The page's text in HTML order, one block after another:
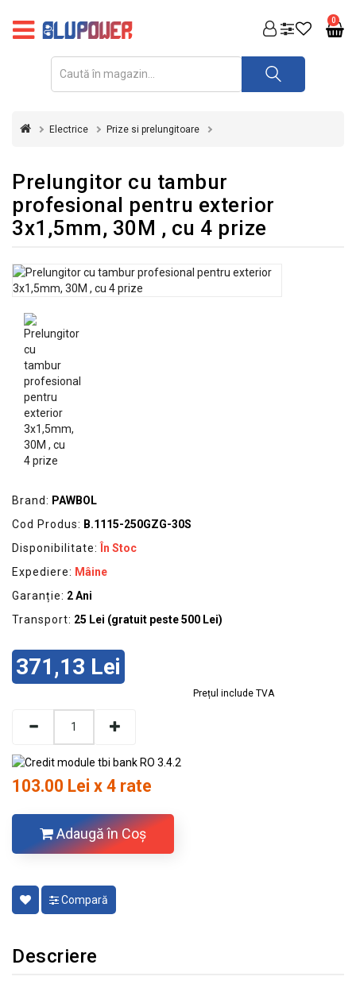
0
FOTOVOLTAICE
REDRESOARE
INVERTOARE
UPS
STABILIZATOARE
DE
TENSIUNE
CASA
GRADINA
SCULE
ECHIPAMENTE
ELECTRICE
DE
PROTECȚIE
KITURI
FOTOVOLTAICE
Electrice Prize si prelungitoare
Prelungitor cu tambur
profesional pentru exterior
3x1,5mm, 30M , cu 4 prize
Brand: PAWBOL
Cod Produs: B.1115-250GZG-30S
Disponibilitate:
În Stoc
Expediere: Mâine
Garanție: 2 Ani
Transport: 25 Lei (gratuit peste 500 Lei)
371,13 Lei
Prețul include TVA
103.00 Lei x 4 rate
Adaugă în Coş
Compară
Descriere